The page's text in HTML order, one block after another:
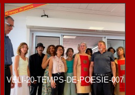
VELI-20-TEMPS-DE-POESIE-007